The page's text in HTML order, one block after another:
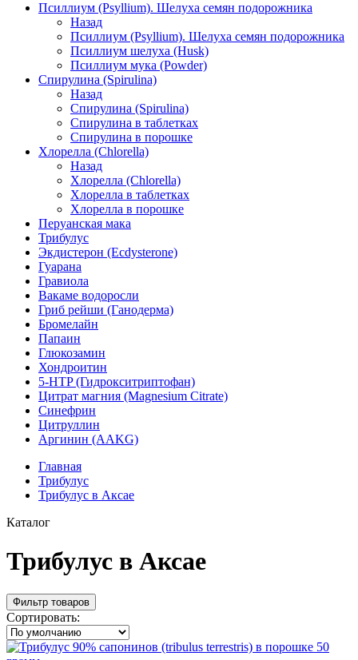
Псиллиум (Psyllium). Шелуха семян подорожника
Назад
Псиллиум (Psyllium). Шелуха семян подорожника
Псиллиум шелуха (Husk)
Псиллиум мука (Powder)
Спирулина (Spirulina)
Назад
Спирулина (Spirulina)
Спирулина в таблетках
Спирулина в порошке
Хлорелла (Chlorella)
Назад
Хлорелла (Chlorella)
Хлорелла в таблетках
Хлорелла в порошке
Перуанская мака
Трибулус
Экдистерон (Ecdysterone)
Гуарана
Гравиола
Вакаме водоросли
Гриб рейши (Ганодерма)
Бромелайн
Папаин
Глюкозамин
Хондроитин
5-HTP (Гидрокситриптофан)
Цитрат магния (Magnesium Citrate)
Синефрин
Цитруллин
Аргинин (AAKG)
Главная
Трибулус
Трибулус в Аксае
Каталог
Трибулус в Аксае
Фильтр товаров
Сортировать: